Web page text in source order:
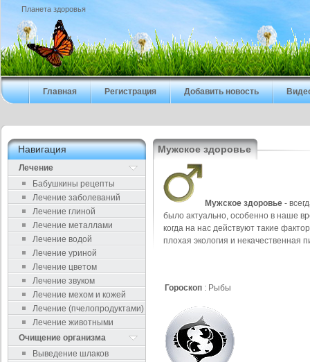
Планета здоровья
Главная Регистрация Добавить новость
Навигация
Лечение
Бабушкины рецепты
Лечение заболеваний
Лечение глиной
Лечение металлами
Лечение водой
Лечение уриной
Лечение цветом
Лечение звуком
Лечение мехом и кожей
Лечение (пчелопродуктами)
Лечение животными
Очищение организма
Выведение шлаков
Мужское здоровье
Мужское здоровье -
было актуально, особенно в наше
когда на нас действуют такие
плохая экология и некачественная
Гороскоп : Рыбы